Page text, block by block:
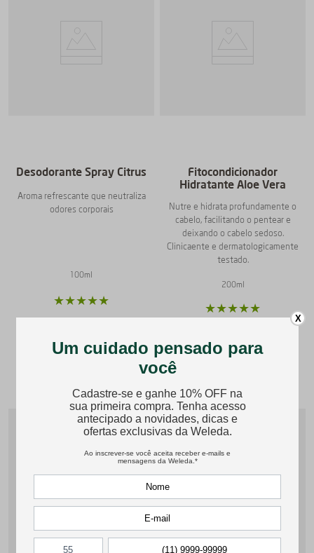
Desodorante Spray Citrus
Aroma refrescante que neutraliza
odores corporais
100ml
★★★★★
R$ 105,90
Fitocondicionador
Hidratante Aloe Vera
Nutre e hidrata profundamente o
cabelo, facilitando o pentear e
deixando o cabelo sedoso.
Clinicaente e dermatologicamente
testado.
200ml
★★★★★
R$ 87,90
X